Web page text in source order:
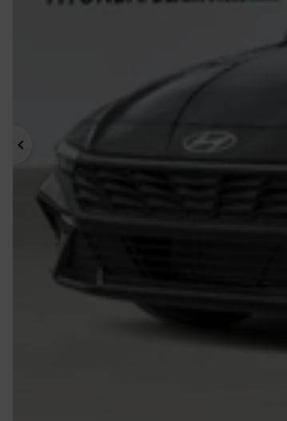
Précédent